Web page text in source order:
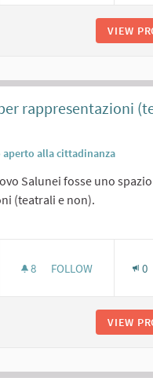
VIEW
rappresentazioni
alla cittadinanza
Salunei fosse uno
(teatrali e non).
8 8 FOLLOWERS
FOLLOW 0
VIEW